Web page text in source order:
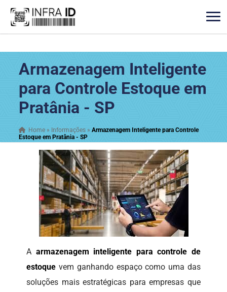
Armazenagem Inteligente
para Controle Estoque em
Pratânia - SP
Home » Informações »Armazenagem Inteligente para Controle
Estoque em Pratânia - SP
A armazenagem inteligente para controle de
estoque vem ganhando espaço como uma das
soluções mais estratégicas para empresas que